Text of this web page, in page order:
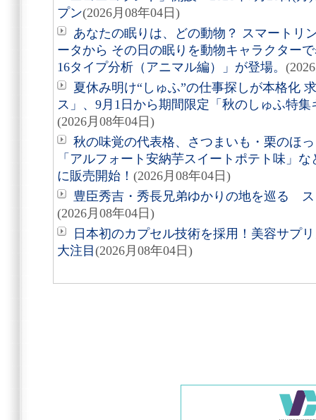
プン(2026月08年04日)
あなたの眠りは、どの動物？ スマートリ
ータから その日の眠りを動物キャラクター
16タイプ分析（アニマル編）」が登場。
夏休み明け“しゅふ”の仕事探しが本格化
ス」、9月1日から期間限定「秋のしゅふ特
(2026月08年04日)
秋の味覚の代表格、さつまいも・栗のほ
「アルフォート安納芋スイートポテト味」
に販売開始！ (2026月08年04日)
豊臣秀吉・秀長兄弟ゆかりの地を巡る
(2026月08年04日)
日本初のカプセル技術を採用！美容サプ
大注目 (2026月08年04日)